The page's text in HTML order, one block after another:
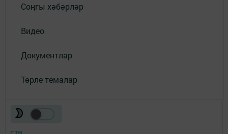
Соңгы хәбәрләр
Видео
Документлар
Төрле темалар